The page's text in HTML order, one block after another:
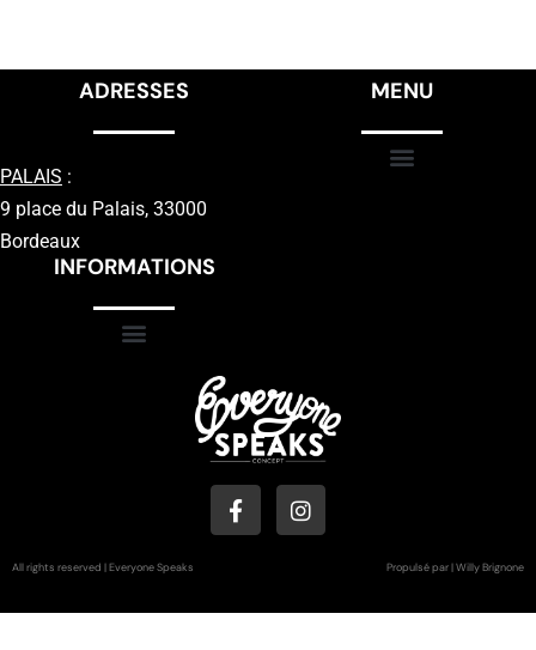
INFORMATIONS
MENU
ADRESSES
PALAIS :
9 place du Palais, 33000
Bordeaux
All rights reserved | Everyone Speaks Propulsé par | Willy Brignone